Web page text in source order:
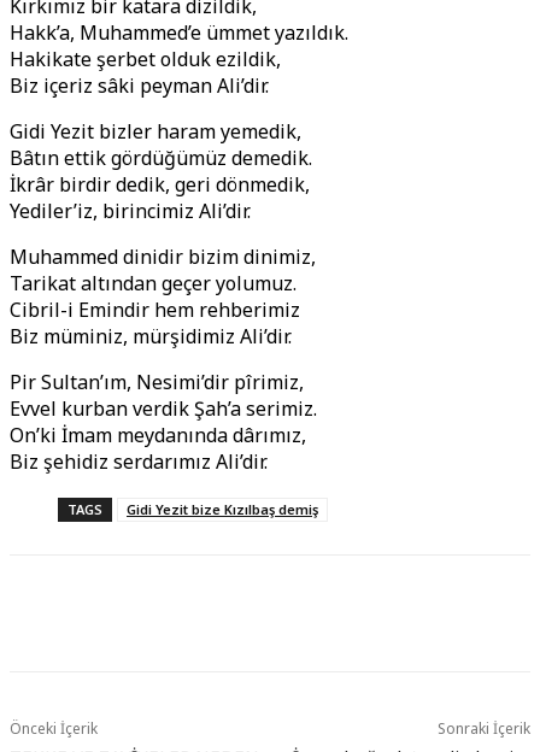
Kırkımız bir katara dizildik,
Hakk’a, Muhammed’e ümmet yazıldık.
Hakikate şerbet olduk ezildik,
Biz içeriz sâki peyman Ali’dir.
Gidi Yezit bizler haram yemedik,
Bâtın ettik gördüğümüz demedik.
İkrâr birdir dedik, geri dönmedik,
Yediler’iz, birincimiz Ali’dir.
Muhammed dinidir bizim dinimiz,
Tarikat altından geçer yolumuz.
Cibril-i Emindir hem rehberimiz
Biz müminiz, mürşidimiz Ali’dir.
Pir Sultan’ım, Nesimi’dir pîrimiz,
Evvel kurban verdik Şah’a serimiz.
On’ki İmam meydanında dârımız,
Biz şehidiz serdarımız Ali’dir.
TAGS Gidi Yezit bize Kızılbaş demiş
Önceki İçerik Sonraki İçerik